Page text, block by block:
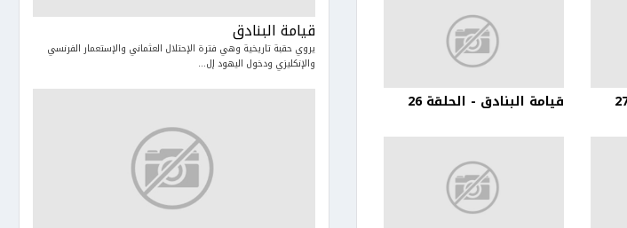
قيامة البنادق - الحلقة 26
قيامة البنادق
يروي حقبة تاريخية وهي فترة الإحتلال العثماني والإستعمار الفرنسي
والإنكليزي ودخول اليهود إل...